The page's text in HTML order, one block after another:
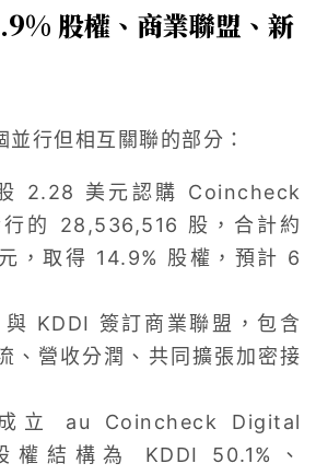
股權、商業聯盟、新
行但相互關聯的部分：
2.28 美元認購 Coincheck
的 28,536,516 股，合計約
，取得 14.9% 股權，預計 6
KDDI 簽訂商業聯盟，包含
、營收分潤、共同擴張加密接
立 au Coincheck Digital
權結構為 KDDI 50.1%、